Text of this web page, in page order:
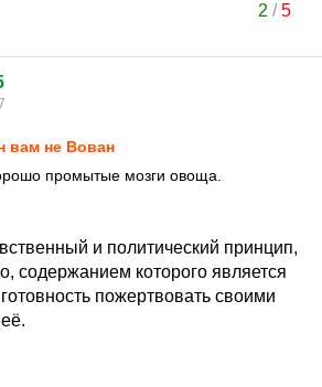
2 /5
вам не Вован
промытые мозги овоща.
и политический принцип,
содержанием которого является
пожертвовать своими